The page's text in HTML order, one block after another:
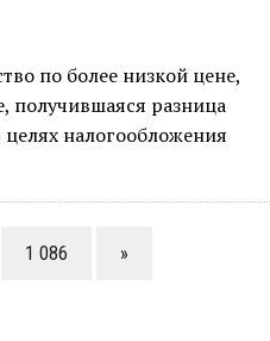
по более низкой цене,
получившаяся разница
налогообложения
1 086 »